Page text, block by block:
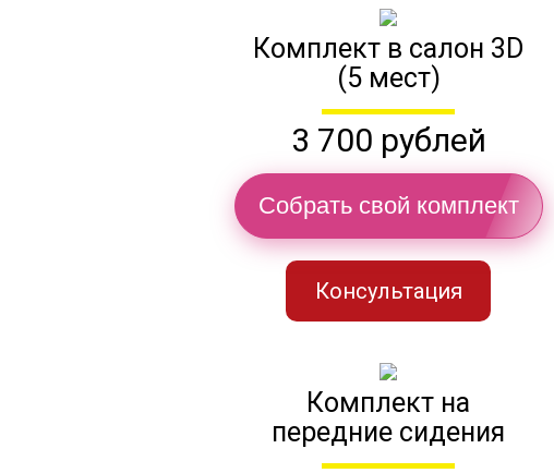
Комплект в салон 3D
(5 мест)
3 700 рублей
Собрать свой комплект
Консультация
Комплект на
передние сидения